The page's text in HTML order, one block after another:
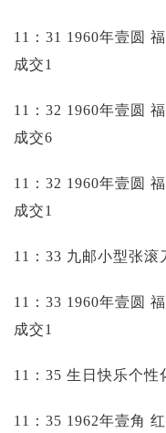
11：31 1960年壹圆
成交1
11：32 1960年壹圆
成交6
11：32 1960年壹圆
成交1
11：33 九邮小型张滚
11：33 1960年壹圆
成交1
11：35 生日快乐个性
11：35 1962年壹角